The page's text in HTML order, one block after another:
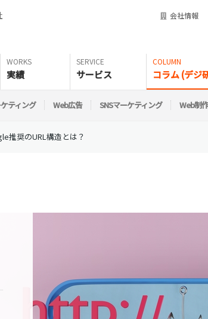
会社情報
実績 サービス コラム (デジ
ティング Web広告 SNSマーケティング Web制作
推奨のURL構造とは？